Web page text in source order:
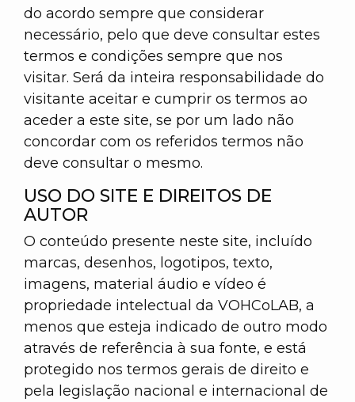
do acordo sempre que considerar
necessário, pelo que deve consultar estes
termos e condições sempre que nos
visitar. Será da inteira responsabilidade do
visitante aceitar e cumprir os termos ao
aceder a este site, se por um lado não
concordar com os referidos termos não
deve consultar o mesmo.
USO DO SITE E DIREITOS DE
AUTOR
O conteúdo presente neste site, incluído
marcas, desenhos, logotipos, texto,
imagens, material áudio e vídeo é
propriedade intelectual da VOHCoLAB, a
menos que esteja indicado de outro modo
através de referência à sua fonte, e está
protegido nos termos gerais de direito e
pela legislação nacional e internacional de